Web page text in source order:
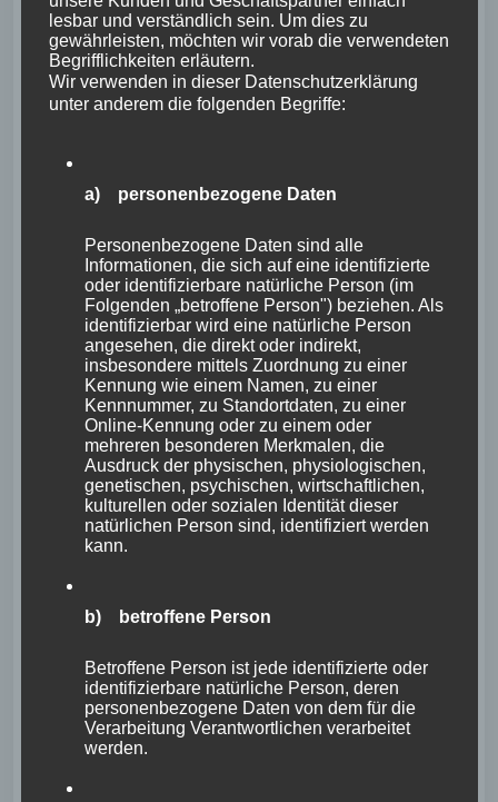
lesbar und verständlich sein. Um dies zu
gewährleisten, möchten wir vorab die verwendeten
Begrifflichkeiten erläutern.
Wir verwenden in dieser Datenschutzerklärung
unter anderem die folgenden Begriffe:
a) personenbezogene Daten
Personenbezogene Daten sind alle
Informationen, die sich auf eine identifizierte
oder identifizierbare natürliche Person (im
Folgenden „betroffene Person") beziehen. Als
identifizierbar wird eine natürliche Person
angesehen, die direkt oder indirekt,
insbesondere mittels Zuordnung zu einer
Kennung wie einem Namen, zu einer
Kennnummer, zu Standortdaten, zu einer
Online-Kennung oder zu einem oder
mehreren besonderen Merkmalen, die
Ausdruck der physischen, physiologischen,
genetischen, psychischen, wirtschaftlichen,
kulturellen oder sozialen Identität dieser
natürlichen Person sind, identifiziert werden
kann.
b) betroffene Person
Betroffene Person ist jede identifizierte oder
identifizierbare natürliche Person, deren
personenbezogene Daten von dem für die
Verarbeitung Verantwortlichen verarbeitet
werden.